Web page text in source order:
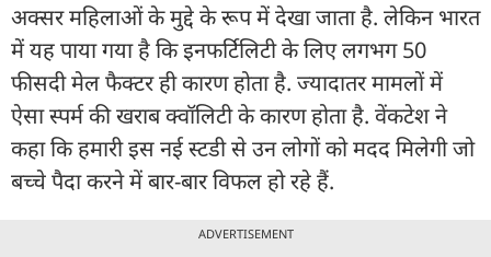
अक्सर महिलाओं के मुद्दे के रूप में देखा जाता है. लेकिन भारत
में यह पाया गया है कि इनफर्टिलिटी के लिए लगभग 50
फीसदी मेल फैक्टर ही कारण होता है. ज्यादातर मामलों में
ऐसा स्पर्म की खराब क्वॉलिटी के कारण होता है. वेंकटेश ने
कहा कि हमारी इस नई स्टडी से उन लोगों को मदद मिलेगी जो
बच्चे पैदा करने में बार-बार विफल हो रहे हैं.
ADVERTISEMENT